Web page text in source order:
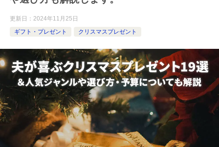
更新日： 2024年11月25日
ギフト・プレゼント
クリスマスプレゼント